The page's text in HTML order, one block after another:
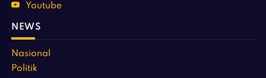
Youtube
NEWS
Nasional
Politik